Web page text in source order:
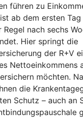
führen zu
ab dem ersten
nach sechs
Hier springt die
der R+V
Nettoeinkommens
möchten.
die
Schutz – auch an